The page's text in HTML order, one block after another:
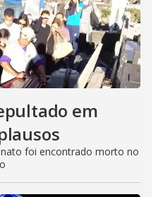
em
foi encontrado morto no